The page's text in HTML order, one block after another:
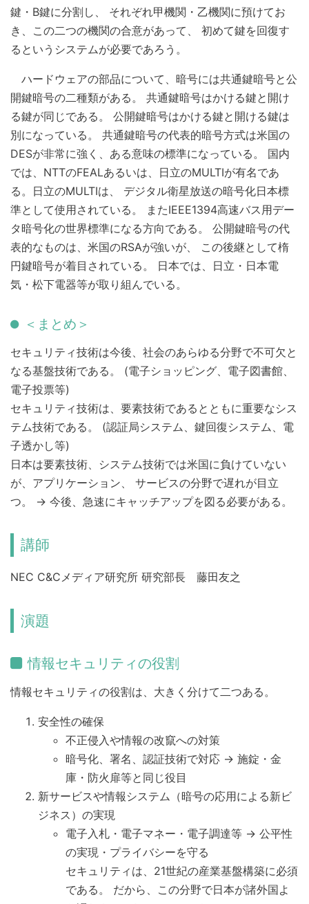
鍵・B鍵に分割し、 それぞれ甲機関・乙機関に預けてお
き、この二つの機関の合意があって、 初めて鍵を回復す
るというシステムが必要であろう。
ハードウェアの部品について、暗号には共通鍵暗号と公
開鍵暗号の二種類がある。 共通鍵暗号はかける鍵と開け
る鍵が同じである。 公開鍵暗号はかける鍵と開ける鍵は
別になっている。 共通鍵暗号の代表的暗号方式は米国の
DESが非常に強く、ある意味の標準になっている。 国内
では、NTTのFEALあるいは、日立のMULTIが有名であ
る。日立のMULTIは、 デジタル衛星放送の暗号化日本標
準として使用されている。 またIEEE1394高速バス用デー
タ暗号化の世界標準になる方向である。 公開鍵暗号の代
表的なものは、米国のRSAが強いが、 この後継として楕
円鍵暗号が着目されている。 日本では、日立・日本電
気・松下電器等が取り組んでいる。
＜まとめ＞
セキュリティ技術は今後、社会のあらゆる分野で不可欠と
なる基盤技術である。 (電子ショッピング、電子図書館、
電子投票等)
セキュリティ技術は、要素技術であるとともに重要なシス
テム技術である。 (認証局システム、鍵回復システム、電
子透かし等)
日本は要素技術、システム技術では米国に負けていない
が、アプリケーション、 サービスの分野で遅れが目立
つ。 → 今後、急速にキャッチアップを図る必要がある。
講師
NEC C&Cメディア研究所 研究部長 藤田友之
演題
情報セキュリティの役割
情報セキュリティの役割は、大きく分けて二つある。
安全性の確保
不正侵入や情報の改竄への対策
暗号化、署名、認証技術で対応 → 施錠・金
庫・防火扉等と同じ役目
新サービスや情報システム（暗号の応用による新ビ
ジネス）の実現
電子入札・電子マネー・電子調達等 → 公平性
の実現・プライバシーを守る
セキュリティは、21世紀の産業基盤構築に必須
である。 だから、この分野で日本が諸外国よ